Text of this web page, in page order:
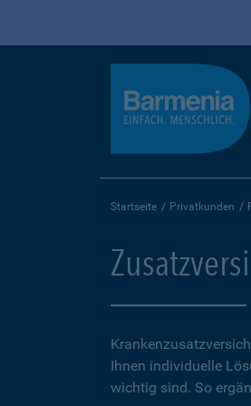
Startseite Privatkunden
Ihnen individuelle
wichtig sind. So